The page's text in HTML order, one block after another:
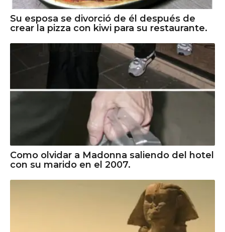
Su esposa se divorció de él después de
crear la pizza con kiwi para su restaurante.
Como olvidar a Madonna saliendo del hotel
con su marido en el 2007.